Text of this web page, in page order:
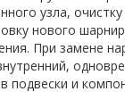
узла,
нового
При замене
подвески и